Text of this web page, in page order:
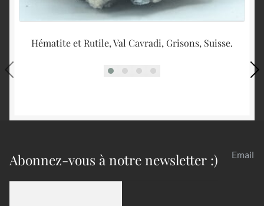
Hématite et Rutile, Val Cavradi, Grisons, Suisse.
Abonnez-vous à notre newsletter :) Email